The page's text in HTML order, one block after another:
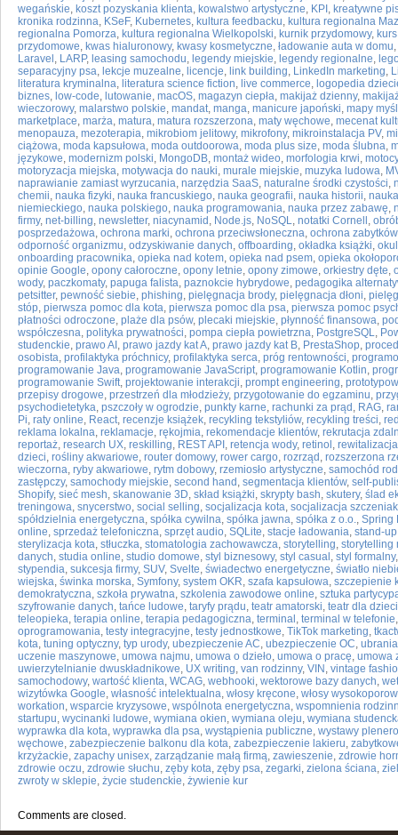
wegańskie, koszt pozyskania klienta, kowalstwo artystyczne, KPI , kreatywne
kronika rodzinna, KSeF, Kubernetes, kultura feedbacku, kultura regionalna
regionalna Pomorza, kultura regionalna Wielkopolski, kurnik przydomowy,
przydomowe, kwas hialuronowy, kwasy kosmetyczne, ładowanie auta w domu,
Laravel , LARP, leasing samochodu, legendy miejskie, legendy regionalne,
separacyjny psa, lekcje muzealne, licencje, link building, LinkedIn marketing,
literatura kryminalna, literatura science fiction, live commerce, logopedia
biznes, low-code, lutowanie, macOS, magazyn ciepła, makijaż dzienny,
wieczorowy, malarstwo polskie, mandat, manga, manicure japoński, mapy
marketplace, marża, matura, matura rozszerzona, maty węchowe, mecenat
menopauza, mezoterapia, mikrobiom jelitowy, mikrofony, mikroinstalacja PV,
ciążowa, moda kapsułowa, moda outdoorowa, moda plus size, moda ślubna,
językowe, modernizm polski, MongoDB, montaż wideo, morfologia krwi,
motoryzacja miejska, motywacja do nauki, murale miejskie, muzyka ludowa,
naprawianie zamiast wyrzucania, narzędzia SaaS, naturalne środki czystości,
chemii, nauka fizyki, nauka francuskiego, nauka geografii, nauka historii,
niemieckiego, nauka polskiego, nauka programowania, nauka przez zabawę,
firmy, net-billing, newsletter, niacynamid , Node.js, NoSQL, notatki Cornell ,
posprzedażowa, ochrona marki, ochrona przeciwsłoneczna, ochrona zabytków
odporność organizmu, odzyskiwanie danych, offboarding, okładka książki,
onboarding pracownika, opieka nad kotem, opieka nad psem, opieka
opinie Google, opony całoroczne, opony letnie, opony zimowe, orkiestry dęte,
wody, paczkomaty, papuga falista, paznokcie hybrydowe, pedagogika
petsitter, pewność siebie, phishing, pielęgnacja brody, pielęgnacja dłoni,
stóp, pierwsza pomoc dla kota, pierwsza pomoc dla psa, pierwsza pomoc
płatności odroczone, plaże dla psów, plecaki miejskie, płynność finansowa,
współczesna, polityka prywatności, pompa ciepła powietrzna, PostgreSQL,
studenckie, prawo AI , prawo jazdy kat A, prawo jazdy kat B, PrestaShop,
osobista, profilaktyka próchnicy, profilaktyka serca, próg rentowności,
programowanie Java, programowanie JavaScript, programowanie Kotlin,
programowanie Swift, projektowanie interakcji, prompt engineering,
przepisy drogowe, przestrzeń dla młodzieży, przygotowanie do egzaminu,
psychodietetyka, pszczoły w ogrodzie, punkty karne, rachunki za prąd , RAG,
Pi, raty online, React, recenzje książek, recykling tekstyliów, recykling treści,
reklama lokalna, reklamacje, rękojmia, rekomendacje klientów, rekrutacja
reportaż, research UX, reskilling, REST API , retencja wody, retinol ,
dzieci, rośliny akwariowe, router domowy, rower cargo, rozrząd , rozszerzona
wieczorna, ryby akwariowe, rytm dobowy, rzemiosło artystyczne, samochód
zastępczy, samochody miejskie, second hand , segmentacja klientów, self-
Shopify, sieć mesh, skanowanie 3D, skład książki, skrypty bash, skutery, ślad
treningowa, snycerstwo, social selling, socjalizacja kota, socjalizacja
spółdzielnia energetyczna, spółka cywilna, spółka jawna, spółka z o.o., Spring
online, sprzedaż telefoniczna, sprzęt audio, SQLite, stacje ładowania, stand-
sterylizacja kota, stłuczka, stomatologia zachowawcza, storytelling, storytelling
danych, studia online, studio domowe, styl biznesowy, styl casual , styl formalny
stypendia, sukcesja firmy, SUV, Svelte, świadectwo energetyczne, światło
wiejska, świnka morska, Symfony, system OKR, szafa kapsułowa, szczepienie
demokratyczna, szkoła prywatna, szkolenia zawodowe online, sztuka
szyfrowanie danych, tańce ludowe, taryfy prądu, teatr amatorski, teatr dla dzieci
teleopieka, terapia online, terapia pedagogiczna, terminal , terminal w telefonie
oprogramowania, testy integracyjne, testy jednostkowe, TikTok marketing,
kota, tuning optyczny, typ urody, ubezpieczenie AC, ubezpieczenie OC,
uczenie maszynowe, umowa najmu, umowa o dzieło, umowa o pracę, umowa
uwierzytelnianie dwuskładnikowe, UX writing, van rodzinny, VIN , vintage
samochodowy, wartość klienta, WCAG, webhooki, wektorowe bazy danych,
wizytówka Google, własność intelektualna, włosy kręcone, włosy
workation, wsparcie kryzysowe, wspólnota energetyczna, wspomnienia
startupu, wycinanki ludowe, wymiana okien, wymiana oleju, wymiana
wyprawka dla kota, wyprawka dla psa, wystąpienia publiczne, wystawy
węchowe, zabezpieczenie balkonu dla kota, zabezpieczenie lakieru,
krzyżackie, zapachy unisex, zarządzanie małą firmą, zawieszenie, zdrowie
zdrowie oczu, zdrowie słuchu, zęby kota, zęby psa, zegarki, zielona ściana,
zwroty w sklepie, życie studenckie, żywienie kur
Comments are closed.